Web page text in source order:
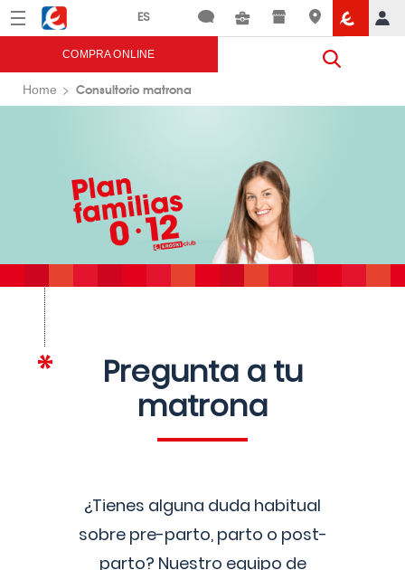
Menú Eroski
COMPRA ONLINE
Home Consultorio matrona
Pregunta a tu
matrona
¿Tienes alguna duda habitual
sobre pre-parto, parto o post-
parto? Nuestro equipo de